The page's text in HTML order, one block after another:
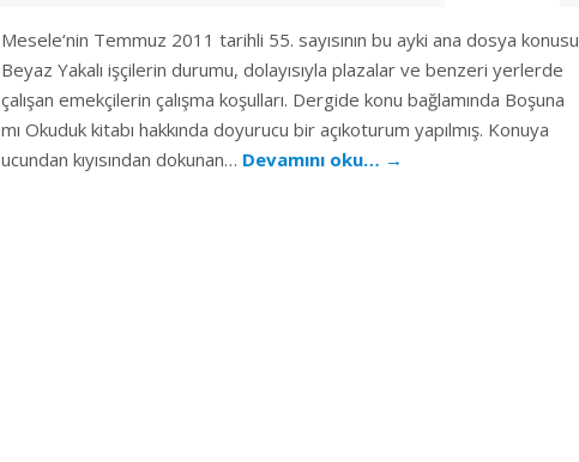
Mesele‘nin Temmuz 2011 tarihli 55. sayısının bu ayki ana dosya konusu
Beyaz Yakalı işçilerin durumu, dolayısıyla plazalar ve benzeri yerlerde
çalışan emekçilerin çalışma koşulları. Dergide konu bağlamında Boşuna
mı Okuduk kitabı hakkında doyurucu bir açıkoturum yapılmış. Konuya
ucundan kıyısından dokunan… Devamını oku… →